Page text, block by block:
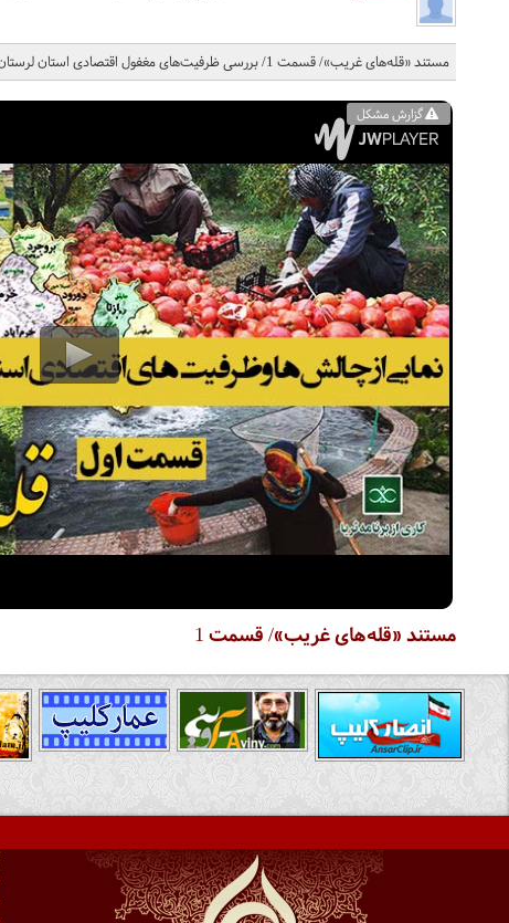
مستند «قله‌های غریب»/ قسمت 1
گزارش مشکل
مستند «قله‌های غریب»/ قسمت 1/ بررسی ظرفیت‌های مغفول اقتصادی استان لرستان